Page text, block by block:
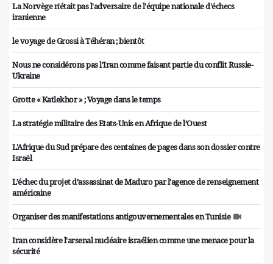
La Norvège n'était pas l'adversaire de l'équipe nationale d'échecs
iranienne
le voyage de Grossi à Téhéran ; bientôt
Nous ne considérons pas l'Iran comme faisant partie du conflit Russie-
Ukraine
Grotte « Katlekhor » ; Voyage dans le temps
La stratégie militaire des Etats-Unis en Afrique de l’Ouest
L'Afrique du Sud prépare des centaines de pages dans son dossier contre
Israël
L’échec du projet d’assassinat de Maduro par l’agence de renseignement
américaine
Organiser des manifestations antigouvernementales en Tunisie
Iran considère l'arsenal nucléaire israélien comme une menace pour la
sécurité